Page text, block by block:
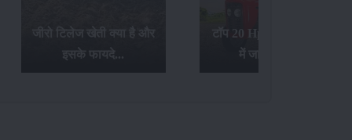
इसके फायदे...
टॉप 20 Hp ट्रैक्टर्स के बारे
में जानिए यहां...